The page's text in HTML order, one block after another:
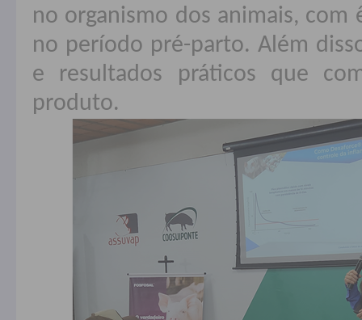
no organismo dos animais, com
no período pré-parto. Além
e resultados práticos que
produto.